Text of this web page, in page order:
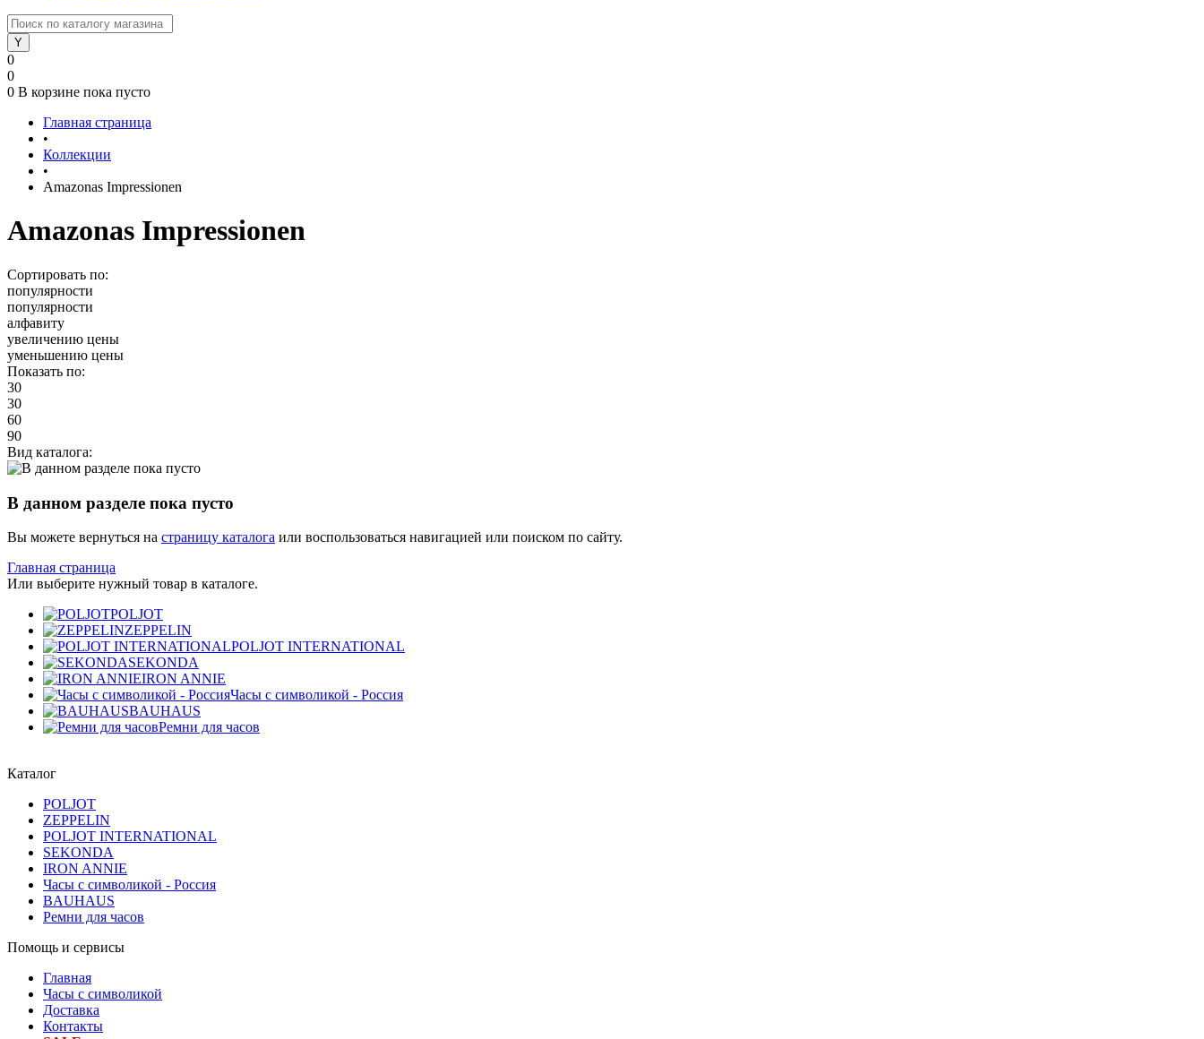
0
0
0 В корзине пока пусто
Главная страница
•
Коллекции
•
Amazonas Impressionen
Amazonas Impressionen
Сортировать по:
популярности
популярности
алфавиту
увеличению цены
уменьшению цены
Показать по:
30
30
60
90
Вид каталога:
В данном разделе пока пусто
Вы можете вернуться на страницу каталога или воспользоваться навигацией или поиском по сайту.
Главная страница
Или выберите нужный товар в каталоге.
POLJOT
ZEPPELIN
POLJOT INTERNATIONAL
SEKONDA
IRON ANNIE
Часы с символикой - Россия
BAUHAUS
Ремни для часов
Каталог
POLJOT
ZEPPELIN
POLJOT INTERNATIONAL
SEKONDA
IRON ANNIE
Часы с символикой - Россия
BAUHAUS
Ремни для часов
Помощь и сервисы
Главная
Часы с символикой
Доставка
Контакты